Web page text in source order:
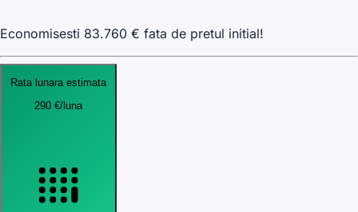
Economisesti 83.760 € fata de pretul initial!
Rata lunara estimata
290 €/luna